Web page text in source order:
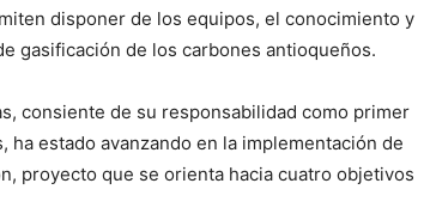
disponer de los equipos, el conocimiento y
gasificación de los carbones antioqueños.
consiente de su responsabilidad como primer
estado avanzando en la implementación de
proyecto que se orienta hacia cuatro objetivos